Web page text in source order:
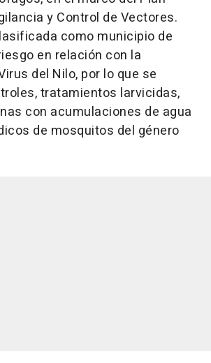
y Control de Vectores.
como municipio de
en relación con la
del Nilo, por lo que se
tratamientos larvicidas,
con acumulaciones de agua
de mosquitos del género